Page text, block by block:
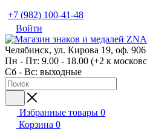
+7 (982) 100-41-48
Войти
Челябинск, ул. Кирова 19, оф. 906
Пн - Пт: 9.00 - 18.00 (+2 к
Сб - Вс: выходные
Избранные товары 0
Корзина 0